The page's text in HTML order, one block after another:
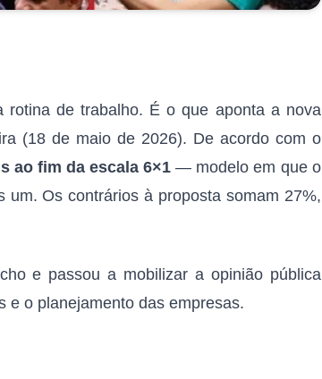
rotina de trabalho. É o que aponta a nova
(18 de maio de 2026). De acordo com o
ao fim da escala 6×1 — modelo em que o
Os contrários à proposta somam 27%,
e passou a mobilizar a opinião pública
e o planejamento das empresas.